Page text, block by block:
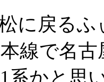
に戻る
線で名
系かと思